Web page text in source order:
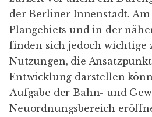
der Berliner Innenstadt. Am
Plangebiets und in der
finden sich jedoch wichtige
Nutzungen, die
Entwicklung darstellen
Aufgabe der Bahn- und
Neuordnungsbereich